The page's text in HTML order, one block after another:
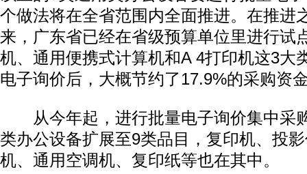
个做法将在全省范围内全面推进。在推进
来，广东省已经在省级预算单位里进行试
机、通用便携式计算机和A 4打印机这3大
电子询价后，大概节约了17.9%的采购资
从今年起，进行批量电子询价集中采
类办公设备扩展至9类品目，复印机、投
机、通用空调机、复印纸等也在其中。